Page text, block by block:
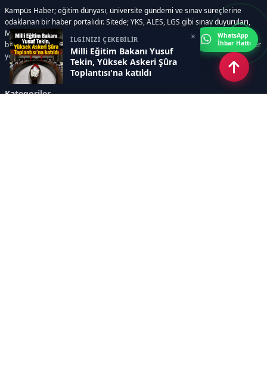
İLGİNİZİ ÇEKEBİLİR
Milli Eğitim Bakanı Yusuf
Tekin, Yüksek Askeri Şûra
Toplantısı'na katıldı
×
Kampüs Haber; eğitim dünyası, üniversite gündemi ve sınav süreçlerine
odaklanan bir haber portalıdır. Sitede; YKS, ALES, LGS gibi sınav duyuruları,
Milli Eğitim Bakanlığı gelişmeleri, üniversite haberleri, rehberlik içerikleri,
bilim ve teknoloji alanındaki yenilikler ile öğrenci yaşamına dair güncel bilgiler
yer alır.
Kategoriler
WhatsApp
İhbar Hattı